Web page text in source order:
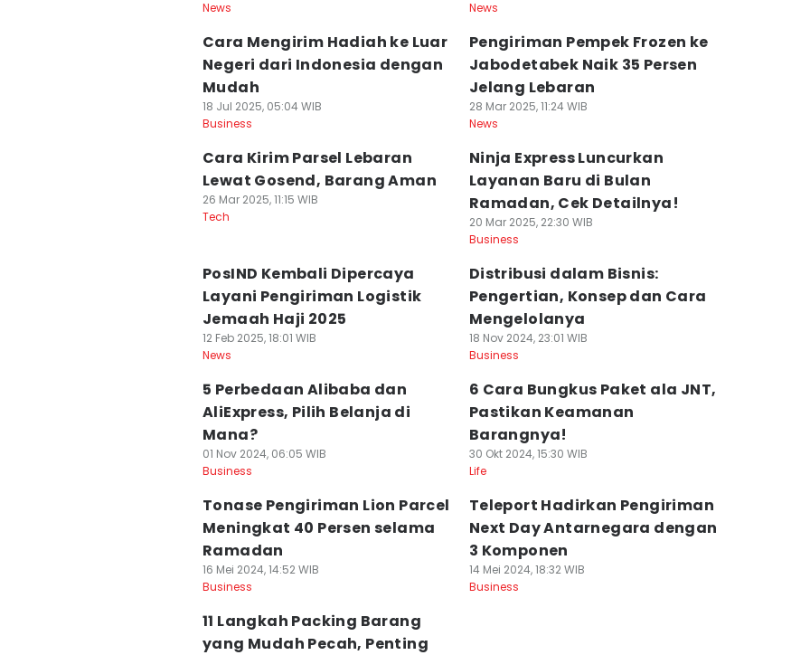
News
News
Cara Mengirim Hadiah ke Luar
Negeri dari Indonesia dengan
Mudah
18 Jul 2025, 05:04 WIB
Business
Pengiriman Pempek Frozen ke
Jabodetabek Naik 35 Persen
Jelang Lebaran
28 Mar 2025, 11:24 WIB
News
Cara Kirim Parsel Lebaran
Lewat Gosend, Barang Aman
26 Mar 2025, 11:15 WIB
Tech
Ninja Express Luncurkan
Layanan Baru di Bulan
Ramadan, Cek Detailnya!
20 Mar 2025, 22:30 WIB
Business
PosIND Kembali Dipercaya
Layani Pengiriman Logistik
Jemaah Haji 2025
12 Feb 2025, 18:01 WIB
News
Distribusi dalam Bisnis:
Pengertian, Konsep dan Cara
Mengelolanya
18 Nov 2024, 23:01 WIB
Business
5 Perbedaan Alibaba dan
AliExpress, Pilih Belanja di
Mana?
01 Nov 2024, 06:05 WIB
Business
6 Cara Bungkus Paket ala JNT,
Pastikan Keamanan
Barangnya!
30 Okt 2024, 15:30 WIB
Life
Tonase Pengiriman Lion Parcel
Meningkat 40 Persen selama
Ramadan
16 Mei 2024, 14:52 WIB
Business
Teleport Hadirkan Pengiriman
Next Day Antarnegara dengan
3 Komponen
14 Mei 2024, 18:32 WIB
Business
11 Langkah Packing Barang
yang Mudah Pecah, Penting